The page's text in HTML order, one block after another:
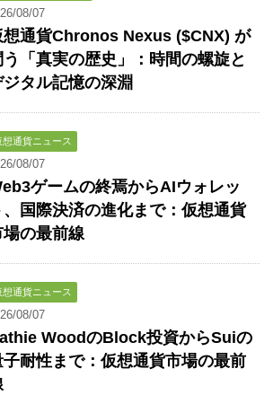
08/07
想通貨Chronos Nexus ($CNX) が
う「真実の歴史」：時間の螺旋と
ジタル記憶の深淵
想通貨ニュース
08/07
ゲームの終焉からAIウォレッ
、国際決済の進化まで：仮想通貨
場の最前線
想通貨ニュース
08/07
WoodのBlock投資からSuiの
子耐性まで：仮想通貨市場の最前